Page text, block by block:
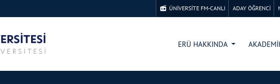
ÜNİVERSİTE FM-CANLI ADAY ÖĞRENCİ
ERÜ HAKKINDA